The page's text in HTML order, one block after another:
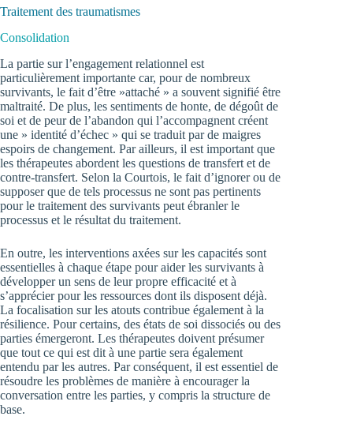
Traitement des traumatismes
Consolidation
La partie sur l’engagement relationnel est
particulièrement importante car, pour de nombreux
survivants, le fait d’être »attaché » a souvent signifié être
maltraité. De plus, les sentiments de honte, de dégoût de
soi et de peur de l’abandon qui l’accompagnent créent
une » identité d’échec » qui se traduit par de maigres
espoirs de changement. Par ailleurs, il est important que
les thérapeutes abordent les questions de transfert et de
contre-transfert. Selon la Courtois, le fait d’ignorer ou de
supposer que de tels processus ne sont pas pertinents
pour le traitement des survivants peut ébranler le
processus et le résultat du traitement.
En outre, les interventions axées sur les capacités sont
essentielles à chaque étape pour aider les survivants à
développer un sens de leur propre efficacité et à
s’apprécier pour les ressources dont ils disposent déjà.
La focalisation sur les atouts contribue également à la
résilience. Pour certains, des états de soi dissociés ou des
parties émergeront. Les thérapeutes doivent présumer
que tout ce qui est dit à une partie sera également
entendu par les autres. Par conséquent, il est essentiel de
résoudre les problèmes de manière à encourager la
conversation entre les parties, y compris la structure de
base.